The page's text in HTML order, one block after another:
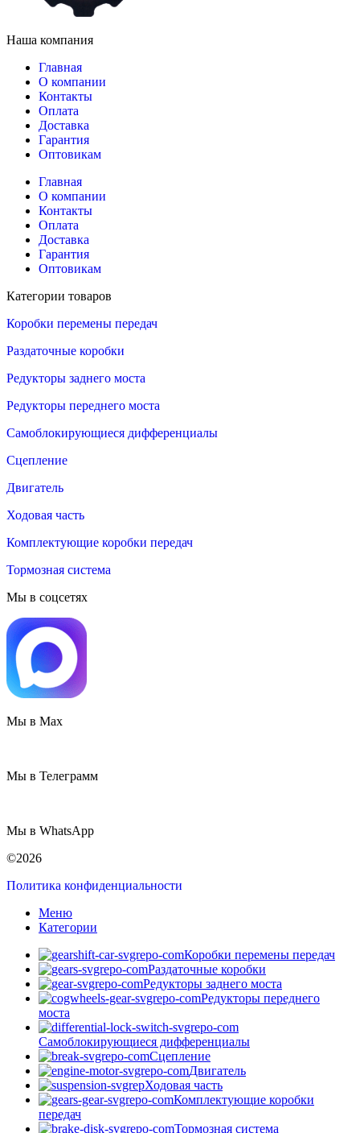
Наша компания
Главная
О компании
Контакты
Оплата
Доставка
Гарантия
Оптовикам
Главная
О компании
Контакты
Оплата
Доставка
Гарантия
Оптовикам
Категории товаров
Коробки перемены передач
Раздаточные коробки
Редукторы заднего моста
Редукторы переднего моста
Самоблокирующиеся дифференциалы
Сцепление
Двигатель
Ходовая часть
Комплектующие коробки передач
Тормозная система
Мы в соцсетях
Мы в Max
Мы в Телеграмм
Мы в WhatsApp
©2026
Политика конфиденциальности
Меню
Категории
Коробки перемены передач
Раздаточные коробки
Редукторы заднего моста
Редукторы переднего
моста
Самоблокирующиеся дифференциалы
Сцепление
Двигатель
Ходовая часть
Комплектующие коробки
передач
Тормозная система